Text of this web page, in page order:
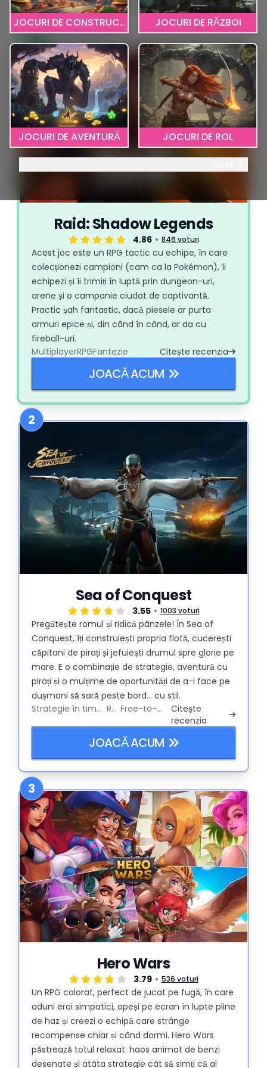
browser. Alege-ți clasa, pune mâna pe echipament și
pornește-ți aventura!
1
Raid: Shadow Legends
4.86 846 voturi
Acest joc este un RPG tactic cu echipe, în care
colecționezi campioni (cam ca la Pokémon), îi
echipezi și îi trimiți în luptă prin dungeon-uri,
arene și o campanie ciudat de captivantă.
Practic șah fantastic, dacă piesele ar purta
armuri epice și, din când în când, ar da cu
fireball-uri.
MultiplayerRPGFantezie Citește recenzia
JOACĂ ACUM
2
Sea of Conquest
3.55 1003 voturi
Pregătește romul și ridică pânzele! În Sea of
Conquest, îți construiești propria flotă, cucerești
căpitani de pirați și jefuiești drumul spre glorie pe
mare. E o combinație de strategie, aventură cu
pirați și o mulțime de oportunități de a-i face pe
dușmani să sară peste bord... cu stil.
Strategie în timp real
RPG Free-to-Play
Citește
recenzia
JOACĂ ACUM
3
Hero Wars
3.79 536 voturi
Un RPG colorat, perfect de jucat pe fugă, în care
aduni eroi simpatici, apeși pe ecran în lupte pline
de haz și creezi o echipă care strânge
recompense chiar și când dormi. Hero Wars
păstrează totul relaxat: haos animat de benzi
desenate și atâta strategie cât să simți că ai
JOCURI DE CONSTRUCȚIE JOCURI DE RĂZBOI
JOCURI DE AVENTURĂ
JOCURI DE ROL